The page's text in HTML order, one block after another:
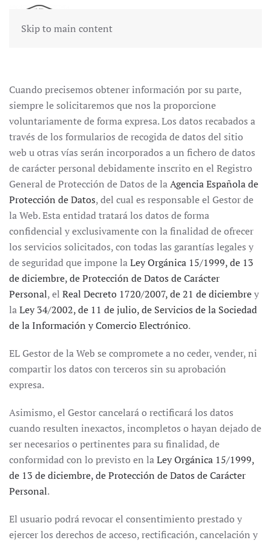
Skip to main content
Cuando precisemos obtener información por su parte,
siempre le solicitaremos que nos la proporcione
voluntariamente de forma expresa. Los datos recabados a
través de los formularios de recogida de datos del sitio
web u otras vías serán incorporados a un fichero de datos
de carácter personal debidamente inscrito en el Registro
General de Protección de Datos de laAgencia Española de
Protección de Datos, del cual es responsable el Gestor de
la Web. Esta entidad tratará los datos de forma
confidencial y exclusivamente con la finalidad de ofrecer
los servicios solicitados, con todas las garantías legales y
de seguridad que impone laLey Orgánica 15/1999, de 13
de diciembre, de Protección de Datos de Carácter
Personal, el Real Decreto 1720/2007, de 21 de diciembrey
laLey 34/2002, de 11 de julio, de Servicios de la Sociedad
de la Información y Comercio Electrónico.
EL Gestor de la Web se compromete a no ceder, vender, ni
compartir los datos con terceros sin su aprobación
expresa.
Asimismo, el Gestor cancelará o rectificará los datos
cuando resulten inexactos, incompletos o hayan dejado de
ser necesarios o pertinentes para su finalidad, de
conformidad con lo previsto en laLey Orgánica 15/1999,
de 13 de diciembre, de Protección de Datos de Carácter
Personal.
El usuario podrá revocar el consentimiento prestado y
ejercer los derechos de acceso, rectificación, cancelación y